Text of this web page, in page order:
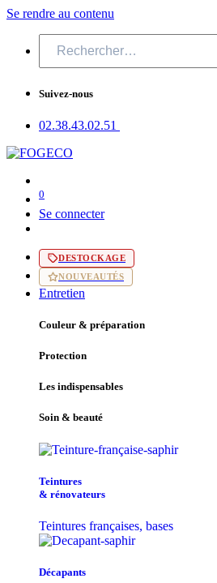
Se rendre au contenu
Suivez-nous
02.38.43​.02.51
0
Se connecter
DESTOCKAGE
NOUVEAUTÉS
Entretien
Couleur & préparation
Protection
Les indispensables
Soin & beauté
Teintu​res
& r​é​novateurs
Teintures françaises, bases
Décapants